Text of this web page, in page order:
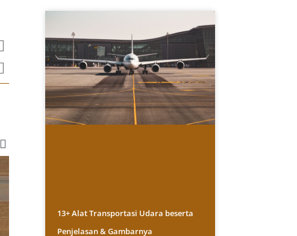
13+ Alat Transportasi Udara beserta
Penjelasan & Gambarnya